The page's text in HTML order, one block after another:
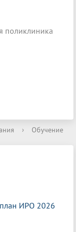
поликлиника
› Обучение
ИРО 2026